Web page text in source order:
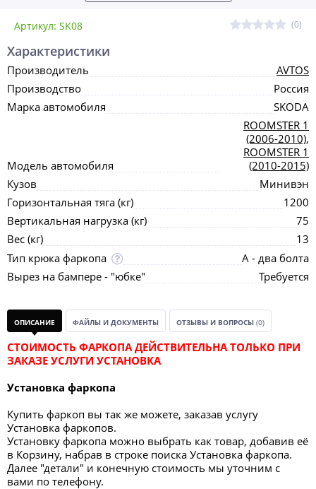
Артикул: SK08 (0)
Характеристики
Производитель
AVTOS
Производство
Россия
Марка автомобиля
SKODA
Модель автомобиля
ROOMSTER 1
(2006-2010),
ROOMSTER 1
(2010-2015)
Кузов
Минивэн
Горизонтальная тяга (кг)
1200
Вертикальная нагрузка (кг)
75
Вес (кг)
13
Тип крюка фаркопа
А - два болта
Вырез на бампере - "юбке"
Требуется
ОПИСАНИЕ ФАЙЛЫ И ДОКУМЕНТЫ ОТЗЫВЫ И ВОПРОСЫ (0)
СТОИМОСТЬ ФАРКОПА ДЕЙСТВИТЕЛЬНА ТОЛЬКО ПРИ
ЗАКАЗЕ УСЛУГИ УСТАНОВКА
Установка фаркопа
Купить фаркоп вы так же можете, заказав услугу
Установка фаркопов.
Установку фаркопа можно выбрать как товар, добавив её
в Корзину, набрав в строке поиска Установка фаркопа.
Далее "детали" и конечную стоимость мы уточним с
вами по телефону.